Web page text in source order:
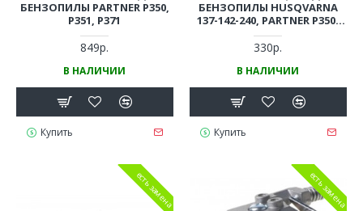
БЕНЗОПИЛЫ PARTNER P350,
P351, P371
849р.
В НАЛИЧИИ
Купить
БЕНЗОПИЛЫ HUSQVARNA
137-142-240, PARTNER Р350-
P351, POULAN (БЛИСТЕР
5ШТ)
330р.
В НАЛИЧИИ
Купить
есть замена есть замена